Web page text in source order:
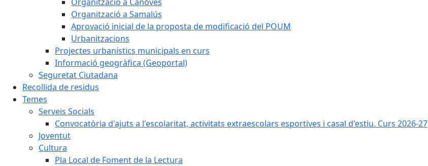
Organització a Samalús
Aprovació inicial de la proposta de modificació del POUM
Urbanitzacions
Projectes urbanístics municipals en curs
Informació geogràfica (Geoportal)
Seguretat Ciutadana
Recollida de residus
Temes
Serveis Socials
Convocatòria d'ajuts a l'escolaritat, activitats extraescolars esportives i casal d'estiu. Curs 2026-27
Joventut
Cultura
Pla Local de Foment de la Lectura